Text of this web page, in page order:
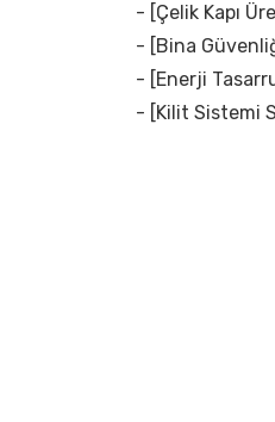
- [Çelik Kapı
- [Bina
- [Enerji
- [Kilit Sistemi